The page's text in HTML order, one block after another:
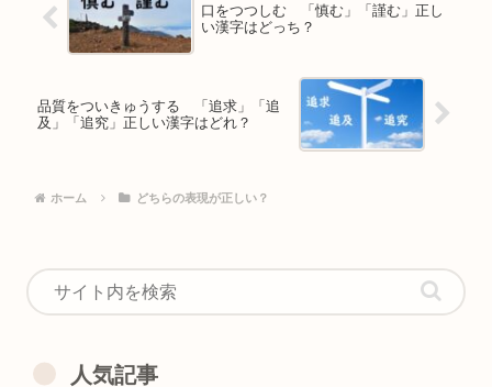
口をつつしむ 「慎む」「謹む」正し
い漢字はどっち？
品質をついきゅうする 「追求」「追
及」「追究」正しい漢字はどれ？
ホーム どちらの表現が正しい？
人気記事